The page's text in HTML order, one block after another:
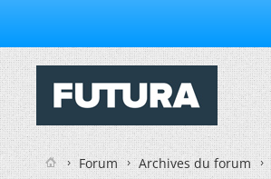
Forum Archives du forum